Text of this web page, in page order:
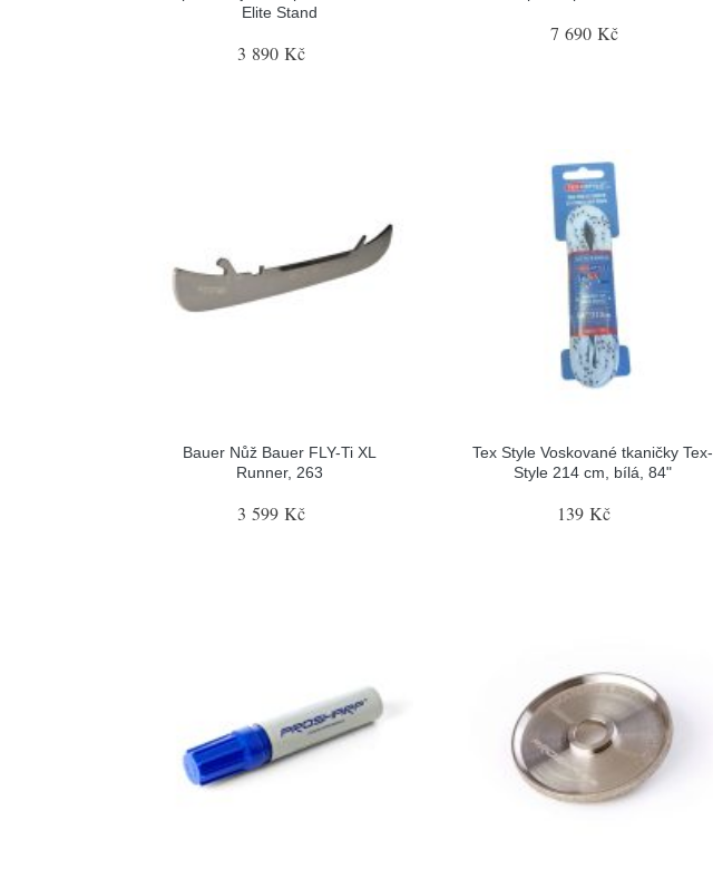
Elite Stand
3 890 Kč
7 690 Kč
Bauer Nůž Bauer FLY-Ti XL
Runner, 263
3 599 Kč
Tex Style Voskované tkaničky Tex-
Style 214 cm, bílá, 84"
139 Kč